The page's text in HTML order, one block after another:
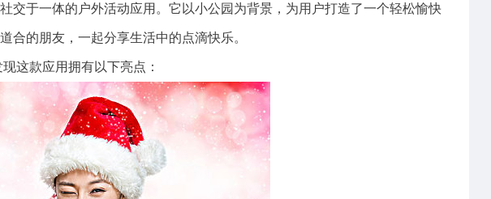
于一体的户外活动应用。它以小公园为背景，为用户打造了一个轻松愉快
合的朋友，一起分享生活中的点滴快乐。
这款应用拥有以下亮点：